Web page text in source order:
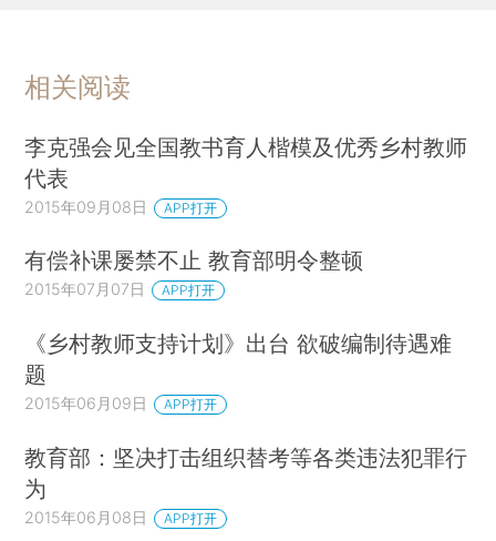
相关阅读
李克强会见全国教书育人楷模及优秀乡村教师
代表
2015年09月08日 APP打开
有偿补课屡禁不止 教育部明令整顿
2015年07月07日 APP打开
《乡村教师支持计划》出台 欲破编制待遇难
题
2015年06月09日 APP打开
教育部：坚决打击组织替考等各类违法犯罪行
为
2015年06月08日 APP打开